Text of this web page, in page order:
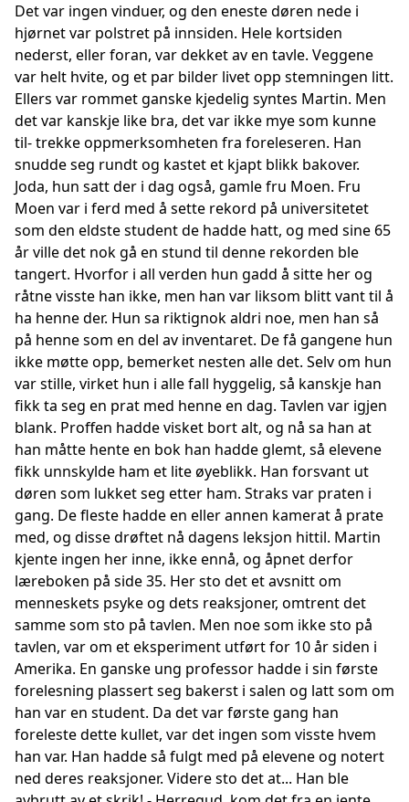
Det var ingen vinduer, og den eneste døren nede i
hjørnet var polstret på innsiden. Hele kortsiden
nederst, eller foran, var dekket av en tavle. Veggene
var helt hvite, og et par bilder livet opp stemningen litt.
Ellers var rommet ganske kjedelig syntes Martin. Men
det var kanskje like bra, det var ikke mye som kunne
til- trekke oppmerksomheten fra foreleseren. Han
snudde seg rundt og kastet et kjapt blikk bakover.
Joda, hun satt der i dag også, gamle fru Moen. Fru
Moen var i ferd med å sette rekord på universitetet
som den eldste student de hadde hatt, og med sine 65
år ville det nok gå en stund til denne rekorden ble
tangert. Hvorfor i all verden hun gadd å sitte her og
råtne visste han ikke, men han var liksom blitt vant til å
ha henne der. Hun sa riktignok aldri noe, men han så
på henne som en del av inventaret. De få gangene hun
ikke møtte opp, bemerket nesten alle det. Selv om hun
var stille, virket hun i alle fall hyggelig, så kanskje han
fikk ta seg en prat med henne en dag. Tavlen var igjen
blank. Proffen hadde visket bort alt, og nå sa han at
han måtte hente en bok han hadde glemt, så elevene
fikk unnskylde ham et lite øyeblikk. Han forsvant ut
døren som lukket seg etter ham. Straks var praten i
gang. De fleste hadde en eller annen kamerat å prate
med, og disse drøftet nå dagens leksjon hittil. Martin
kjente ingen her inne, ikke ennå, og åpnet derfor
læreboken på side 35. Her sto det et avsnitt om
menneskets psyke og dets reaksjoner, omtrent det
samme som sto på tavlen. Men noe som ikke sto på
tavlen, var om et eksperiment utført for 10 år siden i
Amerika. En ganske ung professor hadde i sin første
forelesning plassert seg bakerst i salen og latt som om
han var en student. Da det var første gang han
foreleste dette kullet, var det ingen som visste hvem
han var. Han hadde så fulgt med på elevene og notert
ned deres reaksjoner. Videre sto det at... Han ble